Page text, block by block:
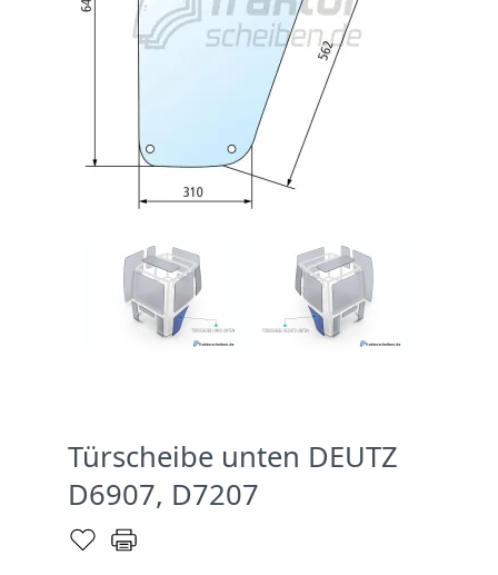
Türscheibe unten DEUTZ
D6907, D7207